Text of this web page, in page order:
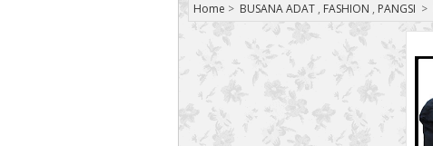
Home > BUSANA ADAT , FASHION , PANGSI >